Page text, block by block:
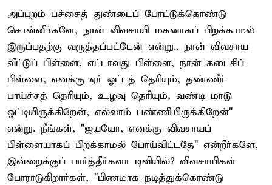
அப்புறம் பச்சைத் துண்டைப் போட்டுக்கொண்டு
சொன்னீர்களே, நான் விவசாயி மகனாகப் பிறக்காமல்
இருப்பதற்கு வருத்தப்பட்டேன் என்று.. நான் விவசாய
வீட்டுப் பிள்ளை, எட்டாவது பிள்ளை, நான் கடைசிப்
பிள்ளை, எனக்கு ஏர் ஓட்டத் தெரியும், தண்ணீர்
பாய்ச்சத் தெரியும், உழவு தெரியும், வண்டி மாடு
ஓட்டியிருக்கிறேன், எல்லாம் பண்ணியிருக்கிறேன்"
என்று. நீங்கள், "ஐயயோ, எனக்கு விவசாயப்
பிள்ளையாகப் பிறக்காமல் போய்விட்டதே" என்றீர்களே,
இன்றைக்குப் பார்த்தீர்களா டிவியில்? விவசாயிகள்
போராடுகிறார்கள், "பிணமாக நடித்துக்கொண்டு